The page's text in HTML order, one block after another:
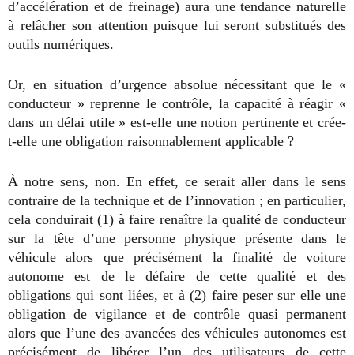
d’accélération et de freinage) aura une tendance naturelle
à relâcher son attention puisque lui seront substitués des
outils numériques.
Or, en situation d’urgence absolue nécessitant que le «
conducteur » reprenne le contrôle, la capacité à réagir «
dans un délai utile » est-elle une notion pertinente et crée-
t-elle une obligation raisonnablement applicable ?
À notre sens, non. En effet, ce serait aller dans le sens
contraire de la technique et de l’innovation ; en particulier,
cela conduirait (1) à faire renaître la qualité de conducteur
sur la tête d’une personne physique présente dans le
véhicule alors que précisément la finalité de voiture
autonome est de le défaire de cette qualité et des
obligations qui sont liées, et à (2) faire peser sur elle une
obligation de vigilance et de contrôle quasi permanent
alors que l’une des avancées des véhicules autonomes est